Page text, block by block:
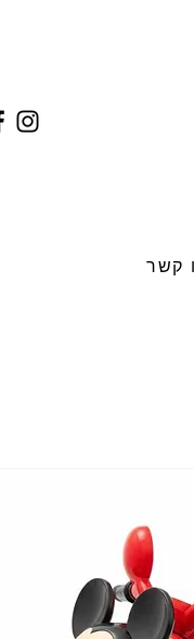
קשר